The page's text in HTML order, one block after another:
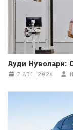
Ауди Нуволари:
7 АВГ. 2026